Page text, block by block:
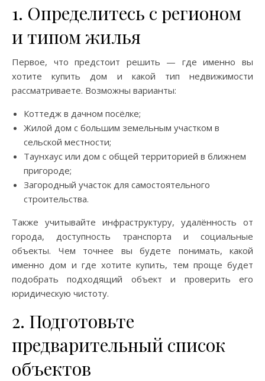
1. Определитесь с регионом
и типом жилья
Первое, что предстоит решить — где именно вы
хотите купить дом и какой тип недвижимости
рассматриваете. Возможны варианты:
Коттедж в дачном посёлке;
Жилой дом с большим земельным участком в
сельской местности;
Таунхаус или дом с общей территорией в ближнем
пригороде;
Загородный участок для самостоятельного
строительства.
Также учитывайте инфраструктуру, удалённость от
города, доступность транспорта и социальные
объекты. Чем точнее вы будете понимать, какой
именно дом и где хотите купить, тем проще будет
подобрать подходящий объект и проверить его
юридическую чистоту.
2. Подготовьте
предварительный список
объектов